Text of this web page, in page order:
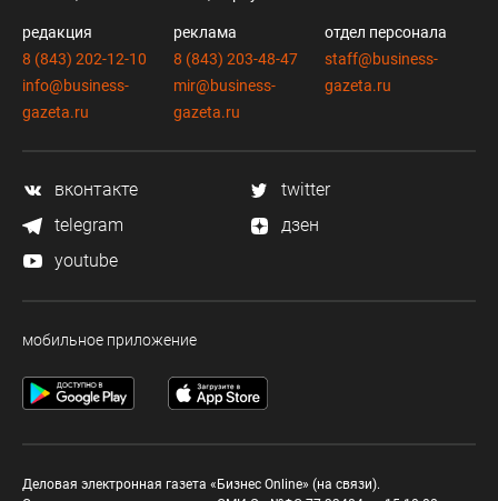
редакция
8 (843) 202-12-10
info@business-
gazeta.ru
реклама
8 (843) 203-48-47
mir@business-
gazeta.ru
отдел персонала
staff@business-
gazeta.ru
вконтакте
twitter
telegram
дзен
youtube
мобильное приложение
Деловая электронная газета «Бизнес Online» (на связи).